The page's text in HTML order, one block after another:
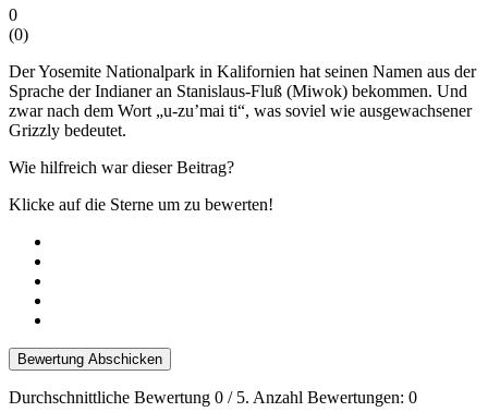
0
(0)
Der Yosemite Nationalpark in Kalifornien hat seinen Namen aus der
Sprache der Indianer an Stanislaus-Fluß (Miwok) bekommen. Und
zwar nach dem Wort „u-zu’mai ti“, was soviel wie ausgewachsener
Grizzly bedeutet.
Wie hilfreich war dieser Beitrag?
Klicke auf die Sterne um zu bewerten!
Bewertung Abschicken
Durchschnittliche Bewertung 0 / 5. Anzahl Bewertungen: 0